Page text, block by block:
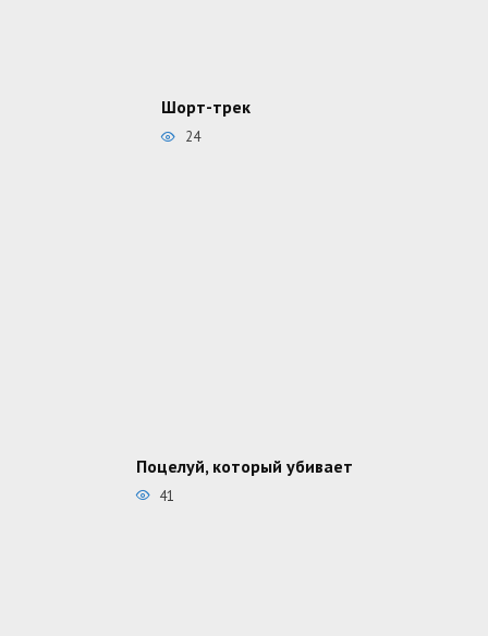
Шорт-трек
24
Поцелуй, который убивает
41